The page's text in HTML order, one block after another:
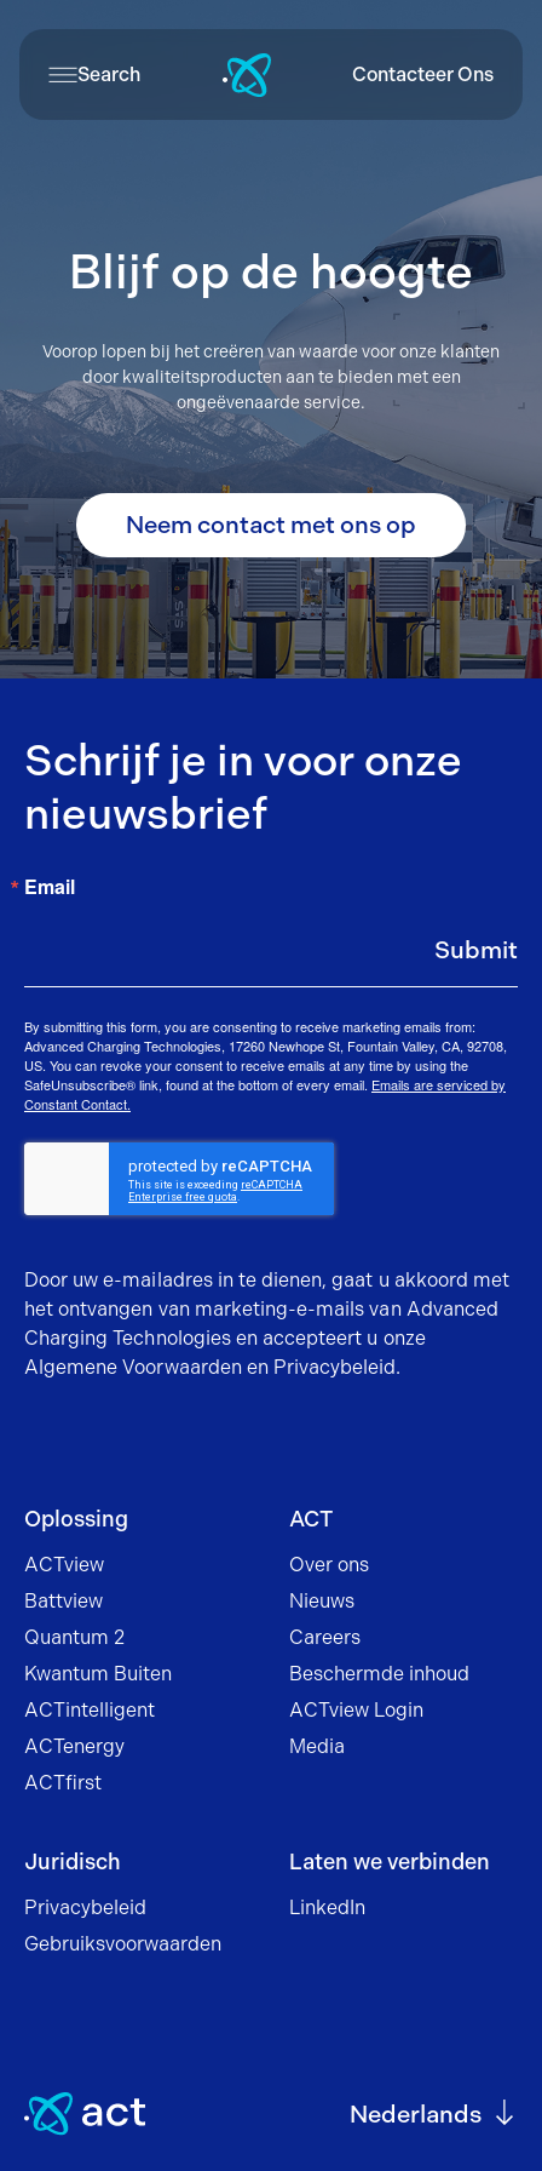
Search Contacteer Ons
Blijf op de hoogte
Voorop lopen bij het creëren van waarde voor onze klanten
door kwaliteitsproducten aan te bieden met een
ongeëvenaarde service.
Neem contact met ons op
Schrijf je in voor onze
nieuwsbrief
Email
By submitting this form, you are consenting to receive marketing emails from:
Advanced Charging Technologies, 17260 Newhope St, Fountain Valley, CA, 92708,
US. You can revoke your consent to receive emails at any time by using the
SafeUnsubscribe® link, found at the bottom of every email. Emails are serviced by
Constant Contact.
Submit
Door uw e-mailadres in te dienen, gaat u akkoord met
het ontvangen van marketing-e-mails van Advanced
Charging Technologies en accepteert u onze
Algemene Voorwaardenen Privacybeleid.
Oplossing
ACTview
Battview
Quantum 2
Kwantum Buiten
ACTintelligent
ACTenergy
ACTfirst
ACT
Over ons
Nieuws
Careers
Beschermde inhoud
ACTview Login
Media
Juridisch
Privacybeleid
Gebruiksvoorwaarden
Laten we verbinden
LinkedIn
Nederlands